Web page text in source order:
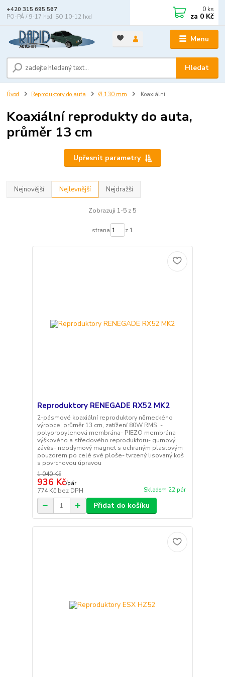
Menu
Hledat
+420 315 695 567
PO-PÁ / 9-17 hod, SO 10-12 hod
0 ks
za 0 Kč
Úvod Reproduktory do auta Ø 130 mm Koaxiální
Koaxiální reprodukty do auta,
průměr 13 cm
Upřesnit parametry
Nejnovější Nejlevnější Nejdražší
Zobrazuji 1-5 z 5
strana z 1
Reproduktory RENEGADE RX52 MK2
2-pásmové koaxiální reproduktory německého
výrobce, průměr 13 cm, zatížení 80W RMS. -
polypropylenová membrána- PIEZO membrána
výškového a středového reproduktoru- gumový
závěs- neodymový magnet s ochraným plastovým
pouzdrem po celé své ploše- tvrzený lisovaný koš
s povrchovou úpravou
1 040 Kč
936 Kč/pár
774 Kč bez DPH Skladem 22 pár
Přidat do košíku